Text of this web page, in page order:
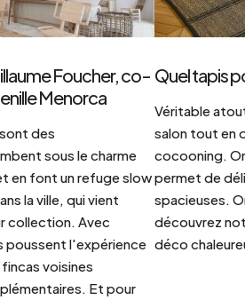
Foucher, co-
Menorca
des
sous le charme
en font un refuge slow
la ville, qui vient
collection. Avec
poussent l'expérience
voisines
Et pour
Quel tapis
Véritable
salon tout en
cocooning.
permet de
spacieuses.
découvrez
déco